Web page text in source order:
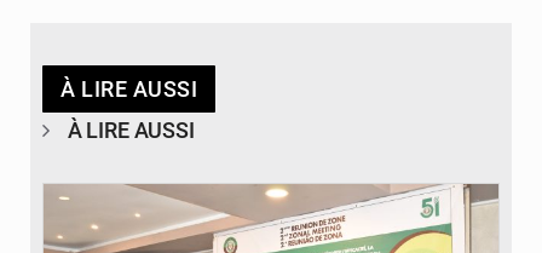
À LIRE AUSSI
À LIRE AUSSI